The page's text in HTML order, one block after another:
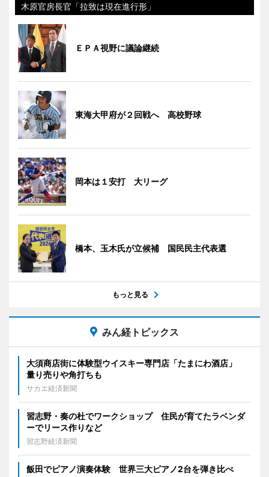
木原官房長官「拉致は現在進行形」
ＥＰＡ視野に議論継続
東海大甲府が２回戦へ 高校野球
岡本は１安打 大リーグ
橋本、玉木氏が立候補 国民民主代表選
もっと見る
みん経トピックス
大須商店街に体験型ウイスキー専門店「たまにわ酒店」
量り売りや角打ちも
サカエ経済新聞
習志野・奏の杜でワークショップ 住民が育てたラベンダ
ーでリース作りなど
習志野経済新聞
飯田でピアノ演奏体験 世界三大ピアノ2台を弾き比べ